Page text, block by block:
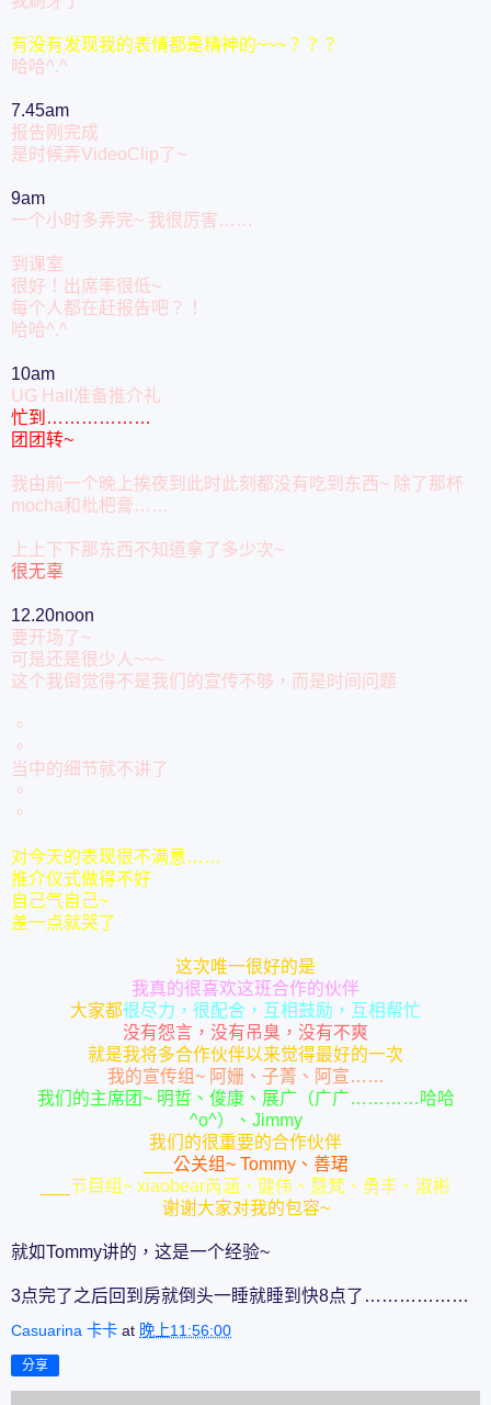
有没有发现我的表情都是精神的~~~？？？
哈哈^.^
7.45am
报告刚完成
是时候弄VideoClip了~
9am
一个小时多弄完~ 我很厉害……
到课室
很好！出席率很低~
每个人都在赶报告吧？！
哈哈^.^
10am
UG Hall准备推介礼
忙到………………
团团转~
我由前一个晚上挨夜到此时此刻都没有吃到东西~ 除了那杯
mocha和枇杷膏……
上上下下那东西不知道拿了多少次~
很无辜
12.20noon
要开场了~
可是还是很少人~~~
这个我倒觉得不是我们的宣传不够，而是时间问题
。
。
当中的细节就不讲了
。
。
对今天的表现很不满意……
推介仪式做得不好
自己气自己~
差一点就哭了
这次唯一很好的是
我真的很喜欢这班合作的伙伴
大家都很尽力，很配合，互相鼓励，互相帮忙
没有怨言，没有吊臭，没有不爽
就是我将多合作伙伴以来觉得最好的一次
我的宣传组~ 阿姗、子菁、阿宣……
我们的主席团~ 明哲、俊康、展广（广广…………哈哈
^o^）、Jimmy
我们的很重要的合作伙伴
公关组~ Tommy、善珺
节目组~ xiaobear芮涵、健伟、慧梵、勇丰、淑彬
谢谢大家对我的包容~
就如Tommy讲的，这是一个经验~
3点完了之后回到房就倒头一睡就睡到快8点了………………
Casuarina 卡卡 at 晚上11:56:00
分享